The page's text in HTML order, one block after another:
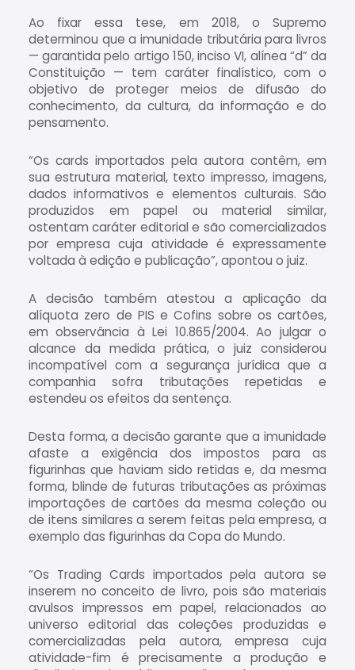
Ao fixar essa tese, em 2018, o Supremo
determinou que a imunidade tributária para livros
— garantida pelo artigo 150, inciso VI, alínea “d” da
Constituição — tem caráter finalístico, com o
objetivo de proteger meios de difusão do
conhecimento, da cultura, da informação e do
pensamento.
“Os cards importados pela autora contêm, em
sua estrutura material, texto impresso, imagens,
dados informativos e elementos culturais. São
produzidos em papel ou material similar,
ostentam caráter editorial e são comercializados
por empresa cuja atividade é expressamente
voltada à edição e publicação”, apontou o juiz.
A decisão também atestou a aplicação da
alíquota zero de PIS e Cofins sobre os cartões,
em observância à Lei 10.865/2004. Ao julgar o
alcance da medida prática, o juiz considerou
incompatível com a segurança jurídica que a
companhia sofra tributações repetidas e
estendeu os efeitos da sentença.
Desta forma, a decisão garante que a imunidade
afaste a exigência dos impostos para as
figurinhas que haviam sido retidas e, da mesma
forma, blinde de futuras tributações as próximas
importações de cartões da mesma coleção ou
de itens similares a serem feitas pela empresa, a
exemplo das figurinhas da Copa do Mundo.
“Os Trading Cards importados pela autora se
inserem no conceito de livro, pois são materiais
avulsos impressos em papel, relacionados ao
universo editorial das coleções produzidas e
comercializadas pela autora, empresa cuja
atividade-fim é precisamente a produção e